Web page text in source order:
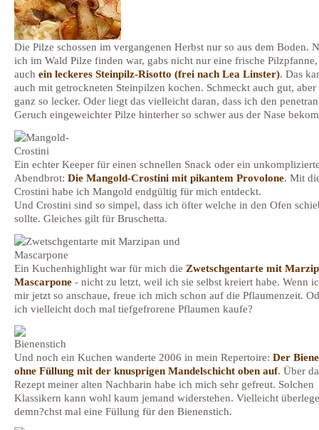
Die Pilze schossen im vergangenen Herbst nur so aus dem Boden.
ich im Wald Pilze finden war, gabs nicht nur eine frische
auch ein leckeres Steinpilz-Risotto (frei nach Lea Linster). Das
auch mit getrockneten Steinpilzen kochen. Schmeckt auch gut,
ganz so lecker. Oder liegt das vielleicht daran, dass ich den
Geruch eingeweichter Pilze hinterher so schwer aus der Nase
Ein echter Keeper für einen schnellen Snack oder ein
Abendbrot: Die Mangold-Crostini mit pikantem Provolone. Mit
Crostini habe ich Mangold endgültig für mich entdeckt.
Und Crostini sind so simpel, dass ich öfter welche in den Ofen
sollte. Gleiches gilt für Bruschetta.
Ein Kuchenhighlight war für mich die Zwetschgentarte mit
Mascarpone - nicht zu letzt, weil ich sie selbst kreiert habe. Wenn
mir jetzt so anschaue, freue ich mich schon auf die Pflaumenzeit.
ich vielleicht doch mal tiefgefrorene Pflaumen kaufe?
Und noch ein Kuchen wanderte 2006 in mein Repertoire: Der
ohne Füllung mit der knusprigen Mandelschicht oben auf. Über
Rezept meiner alten Nachbarin habe ich mich sehr gefreut. Solchen
Klassikern kann wohl kaum jemand widerstehen. Vielleicht
demn?chst mal eine Füllung für den Bienenstich.